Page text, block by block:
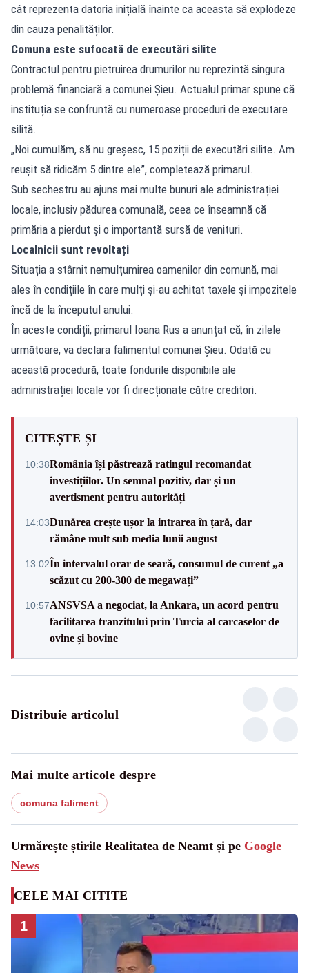
cât reprezenta datoria inițială înainte ca aceasta să explodeze
din cauza penalităților.
Comuna este sufocată de executări silite
Contractul pentru pietruirea drumurilor nu reprezintă singura
problemă financiară a comunei Șieu. Actualul primar spune că
instituția se confruntă cu numeroase proceduri de executare
silită.
„Noi cumulăm, să nu greșesc, 15 poziții de executări silite. Am
reușit să ridicăm 5 dintre ele”, completează primarul.
Sub sechestru au ajuns mai multe bunuri ale administrației
locale, inclusiv pădurea comunală, ceea ce înseamnă că
primăria a pierdut și o importantă sursă de venituri.
Localnicii sunt revoltați
Situația a stârnit nemulțumirea oamenilor din comună, mai
ales în condițiile în care mulți și-au achitat taxele și impozitele
încă de la începutul anului.
În aceste condiții, primarul Ioana Rus a anunțat că, în zilele
următoare, va declara falimentul comunei Șieu. Odată cu
această procedură, toate fondurile disponibile ale
administrației locale vor fi direcționate către creditori.
CITEȘTE ȘI
10:38România își păstrează ratingul recomandat
investițiilor. Un semnal pozitiv, dar și un
avertisment pentru autorități
14:03Dunărea crește ușor la intrarea în țară, dar
rămâne mult sub media lunii august
13:02În intervalul orar de seară, consumul de curent „a
scăzut cu 200-300 de megawați”
10:57ANSVSA a negociat, la Ankara, un acord pentru
facilitarea tranzitului prin Turcia al carcaselor de
ovine și bovine
Distribuie articolul
Mai multe articole despre
comuna faliment
Urmărește știrile Realitatea de Neamt și pe Google
News
CELE MAI CITITE
1